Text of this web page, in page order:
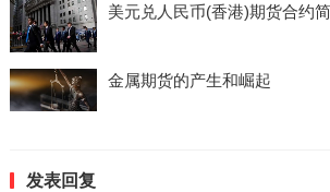
美元兑人民币(香港)期货合约
金属期货的产生和崛起
发表回复